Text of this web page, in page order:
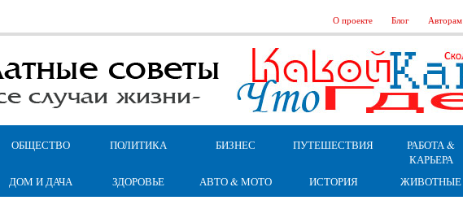
О проекте Блог Авторам
ОБЩЕСТВО ПОЛИТИКА БИЗНЕС ПУТЕШЕСТВИЯ
РАБОТА &
КАРЬЕРА
ДОМ И ДАЧА ЗДОРОВЬЕ АВТО & МОТО ИСТОРИЯ ЖИВОТНЫЕ